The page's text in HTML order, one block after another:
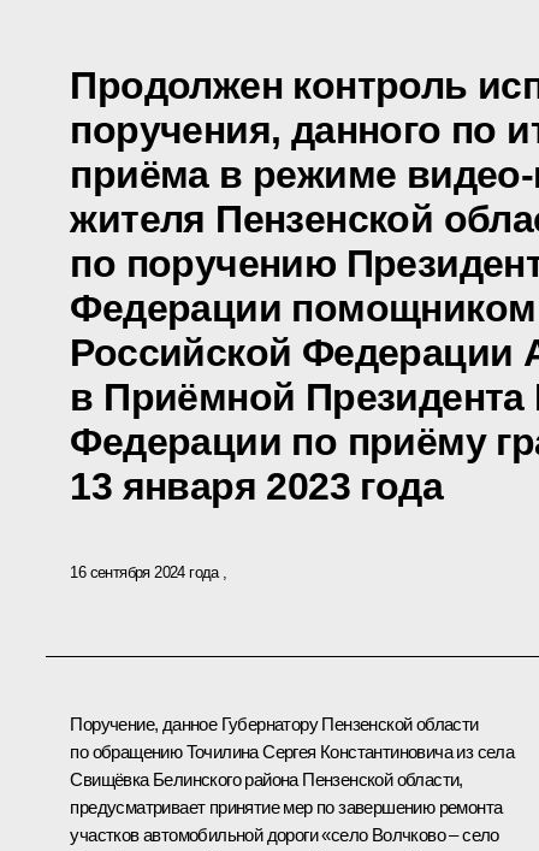
Продолжен контроль
поручения, данного по
приёма в режиме
жителя Пензенской
по поручению
Федерации помощником
Российской Федерации
в Приёмной Президента
Федерации по приёму
13 января 2023 года
16 сентября 2024 года
Поручение, данное Губернатору Пензенской области
по обращению Точилина Сергея Константиновича из села
Свищёвка Белинского района Пензенской области,
предусматривает принятие мер по завершению ремонта
участков автомобильной дороги «село Волчково – село